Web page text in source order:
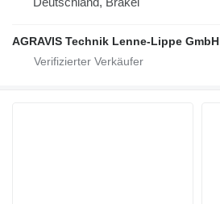
AGRAVIS Technik Lenne-Lippe GmbH